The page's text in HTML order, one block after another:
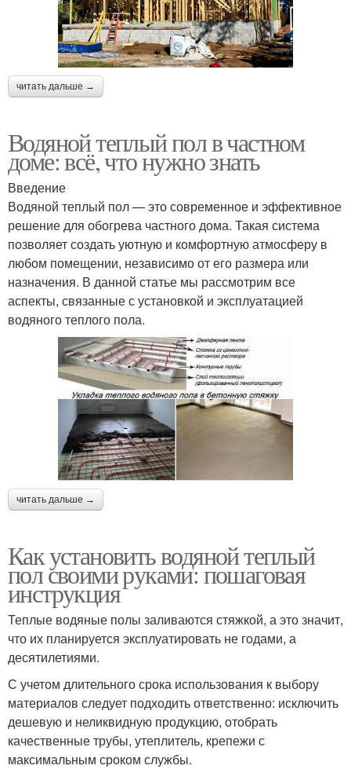
читать дальше →
Водяной теплый пол в частном
доме: всё, что нужно знать
Введение
Водяной теплый пол — это современное и эффективное
решение для обогрева частного дома. Такая система
позволяет создать уютную и комфортную атмосферу в
любом помещении, независимо от его размера или
назначения. В данной статье мы рассмотрим все
аспекты, связанные с установкой и эксплуатацией
водяного теплого пола.
читать дальше →
Как установить водяной теплый
пол своими руками: пошаговая
инструкция
Теплые водяные полы заливаются стяжкой, а это значит,
что их планируется эксплуатировать не годами, а
десятилетиями.
С учетом длительного срока использования к выбору
материалов следует подходить ответственно: исключить
дешевую и неликвидную продукцию, отобрать
качественные трубы, утеплитель, крепежи с
максимальным сроком службы.